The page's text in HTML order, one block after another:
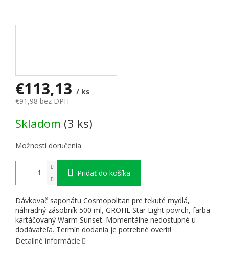
€113,13 / ks
€91,98 bez DPH
Skladom (3 ks)
Možnosti doručenia
Pridať do košíka
Dávkovač saponátu Cosmopolitan pre tekuté mydlá,
náhradný zásobník 500 ml, GROHE Star Light povrch, farba
kartáčovaný Warm Sunset. Momentálne nedostupné u
dodávateľa. Termín dodania je potrebné overiť!
Detailné informácie